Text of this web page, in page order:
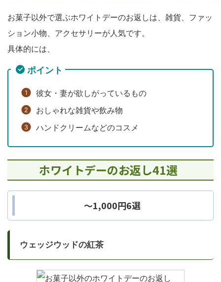
お菓子以外で選ぶホワイトデーのお返しは、雑貨、ファッ
ション小物、アクセサリーが人気です。
具体的には、
ポイント
彼女・妻が欲しがっているもの
おしゃれな雑貨や飲み物
ハンドクリームなどのコスメ
ホワイトデーのお返し41選
～1,000円6選
ウェッジウッドの紅茶